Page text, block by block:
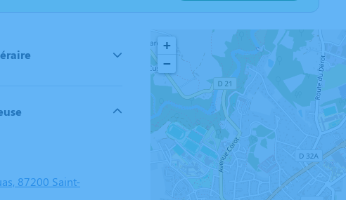
87200 Saint-
+
−